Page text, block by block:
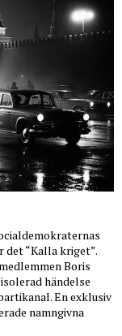
det “Kalla kriget”.
Boris
händelse
En exklusiv
namngivna